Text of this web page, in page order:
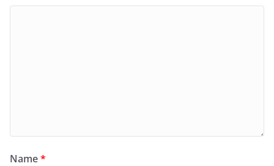
Name*